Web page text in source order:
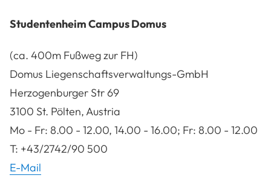
Studentenheim Campus Domus
(ca. 400m Fußweg zur FH)
Domus Liegenschaftsverwaltungs-GmbH
Herzogenburger Str 69
3100 St. Pölten, Austria
Mo - Fr: 8.00 - 12.00, 14.00 - 16.00; Fr: 8.00 - 12.00
T: +43/2742/90 500
E-Mail